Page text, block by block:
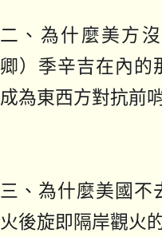
二、為什麼美方
卿）季辛吉在內的
成為東西方對抗前
三、為什麼美國不
火後旋即隔岸觀火